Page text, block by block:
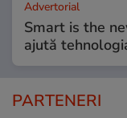
Advertorial
Smart is the
ajută
PARTENERI